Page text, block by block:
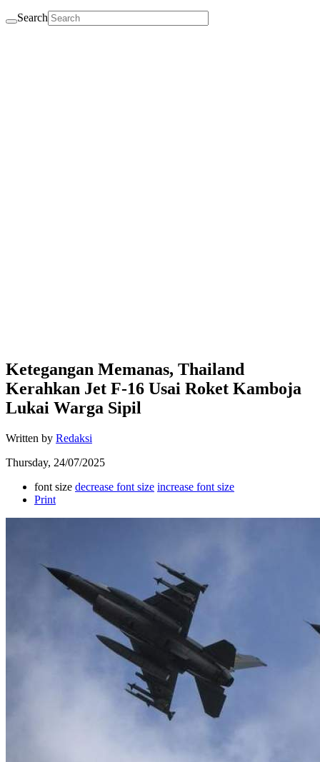
Search
Ketegangan Memanas, Thailand
Kerahkan Jet F-16 Usai Roket Kamboja
Lukai Warga Sipil
Written by Redaksi
Thursday, 24/07/2025
font size decrease font size increase font size
Print